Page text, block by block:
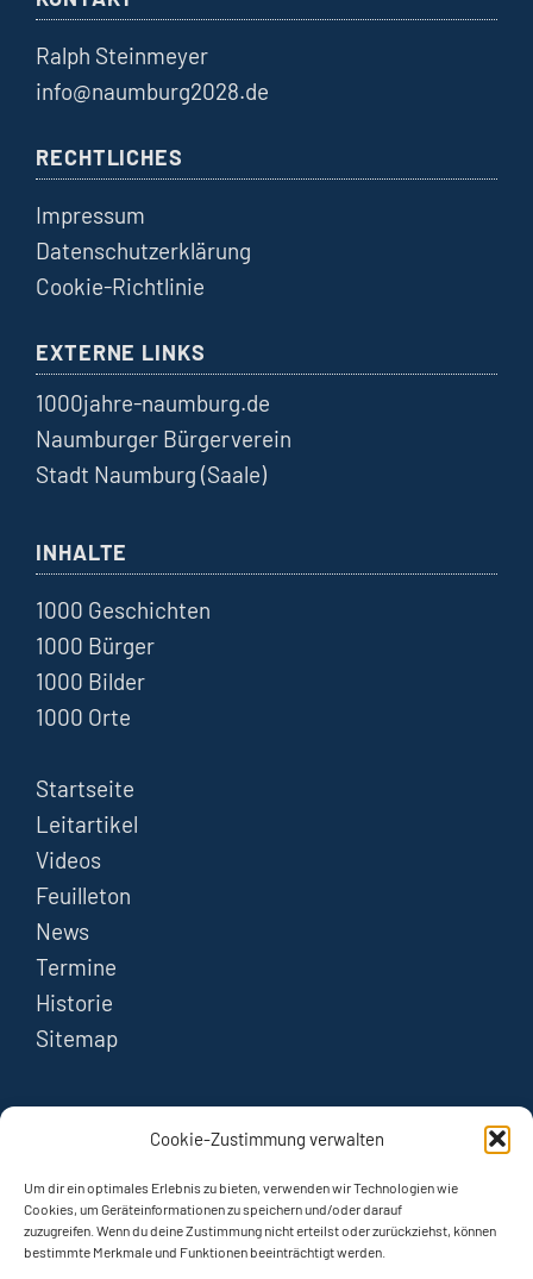
Cookie-Zustimmung verwalten
Um dir ein optimales Erlebnis zu bieten, verwenden wir Technologien wie
Cookies, um Geräteinformationen zu speichern und/oder darauf
zuzugreifen. Wenn du deine Zustimmung nicht erteilst oder zurückziehst, können
bestimmte Merkmale und Funktionen beeinträchtigt werden.
Ralph Steinmeyer
info@naumburg2028.de
RECHTLICHES
Impressum
Datenschutzerklärung
Cookie-Richtlinie
EXTERNE LINKS
1000jahre-naumburg.de
Naumburger Bürgerverein
Stadt Naumburg (Saale)
INHALTE
1000 Geschichten
1000 Bürger
1000 Bilder
1000 Orte
Startseite
Leitartikel
Videos
Feuilleton
News
Termine
Historie
Sitemap
FOLGEN
Instagram
YouTube